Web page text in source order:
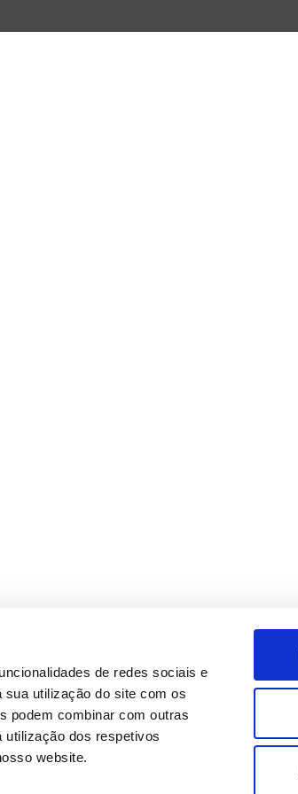
de redes sociais e
sua utilização do site com os
podem combinar com outras
utilização dos respetivos
website.